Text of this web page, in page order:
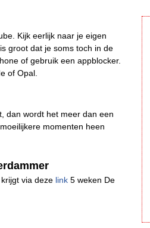
Kijk eerlijk naar je eigen
groot dat je soms toch in de
of gebruik een appblocker.
of Opal.
dan wordt het meer dan een
momenten heen
via deze link 5 weken De